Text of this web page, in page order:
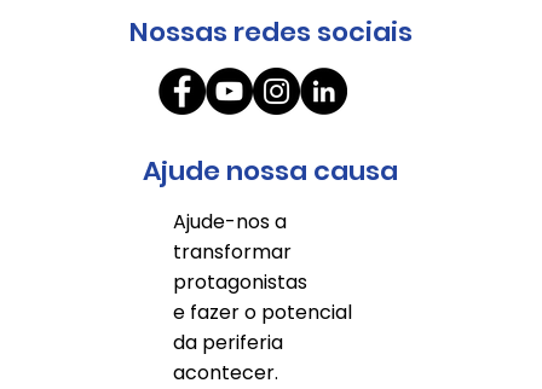
Nossas redes sociais
Ajude nossa causa
Ajude-nos a
transformar
protagonistas
e fazer o potencial
da periferia
acontecer.